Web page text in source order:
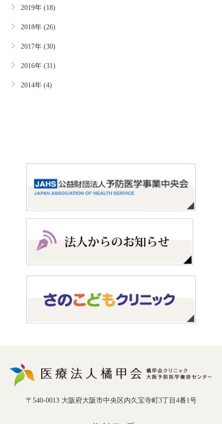
2019年 (18)
2018年 (26)
2017年 (30)
2016年 (31)
2014年 (4)
〒540-0013 大阪府大阪市中央区内久宝寺町3丁目4番1号